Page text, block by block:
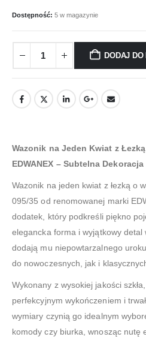
Dostępność: 5 w magazynie
DODAJ
Wazonik na Jeden Kwiat z
EDWANEX – Subtelna Dekoracja
Wazonik na jeden kwiat z łezką o
095/35 od renomowanej marki
dodatek, który podkreśli piękno
elegancka forma i wyjątkowy detal
dodają mu niepowtarzalnego
do nowoczesnych, jak i
Wykonany z wysokiej jakości
perfekcyjnym wykończeniem i
wymiary czynią go idealnym
komody czy biurka, wnosząc nutę